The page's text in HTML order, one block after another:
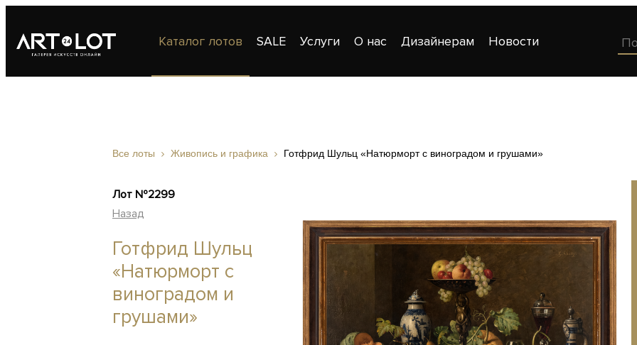
Каталог лотов SALE Услуги О нас Дизайнерам Новости
Все лоты Живопись и графика Готфрид Шульц «Натюрморт с виноградом и грушами»
Лот №2299
Назад
Готфрид Шульц
«Натюрморт с
виноградом и
грушами»